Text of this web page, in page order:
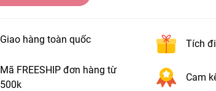
Giao hàng toàn quốc Tích
Mã FREESHIP đơn hàng từ
500k
Cam